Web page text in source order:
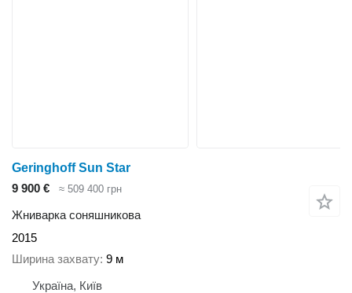
Geringhoff Sun Star
9 900 €
≈ 509 400 грн
Жниварка соняшникова
2015
Ширина захвату 9 м
Україна, Київ